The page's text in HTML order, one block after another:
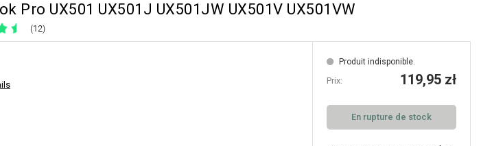
Pro UX501 UX501J UX501JW UX501V UX501VW
(12)
Produit indisponible.
Prix: 119,95 zł
En rupture de stock